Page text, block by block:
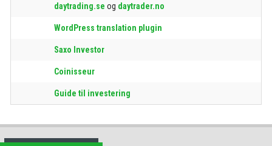
daytrading.se og daytrader.no
WordPress translation plugin
Saxo Investor
Coinisseur
Guide til investering